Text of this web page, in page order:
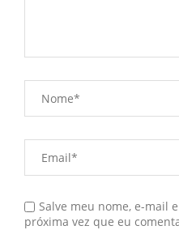
Salve meu nome, e-mail
próxima vez que eu